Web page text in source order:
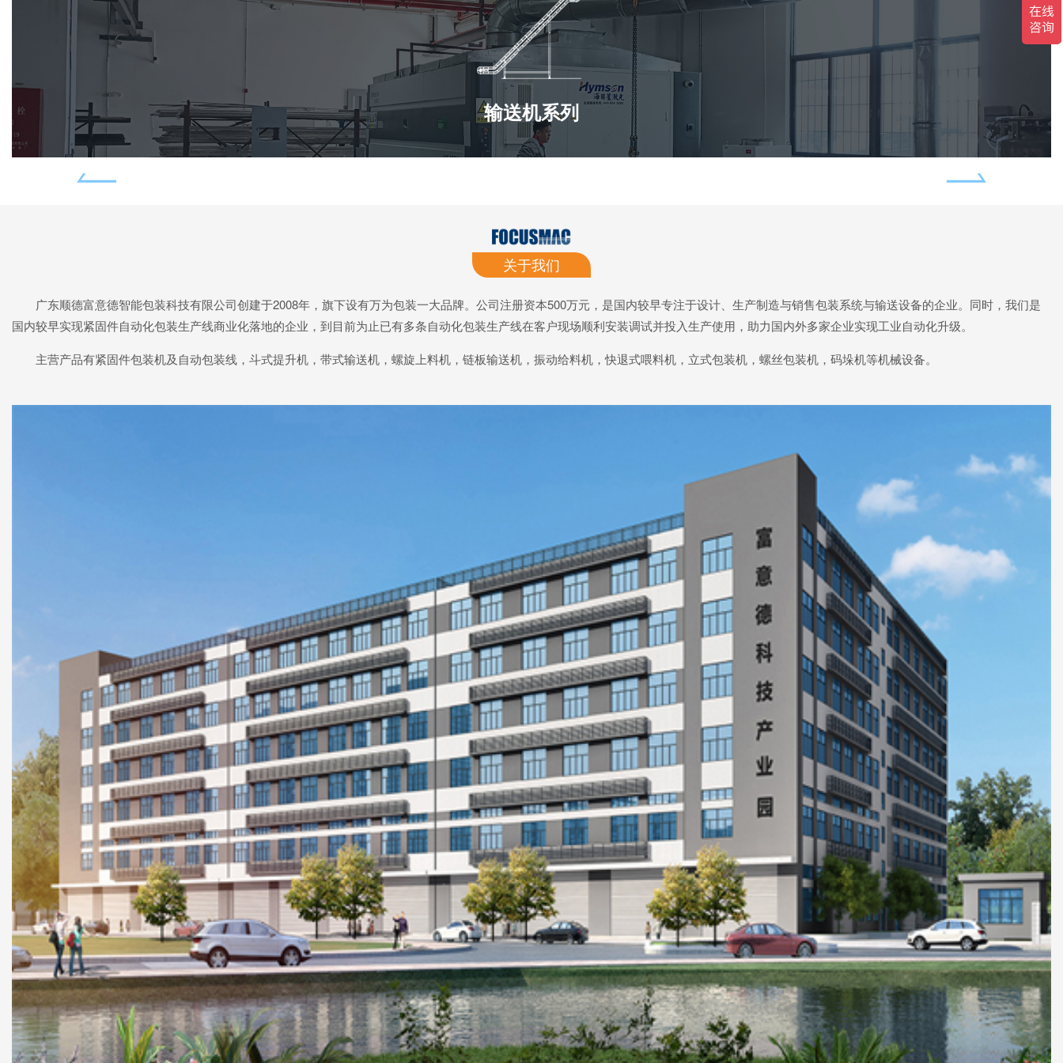
提升机系列
关于我们
广东顺德富意德智能包装科技有限公司创建于2008年，旗下设有万为包装一大品牌。公司注册资本500万元，是国内较早专注于设计、生产制造与销售包装系统与输送设备的企业。同时，我们是
国内较早实现紧固件自动化包装生产线商业化落地的企业，到目前为止已有多条自动化包装生产线在客户现场顺利安装调试并投入生产使用，助力国内外多家企业实现工业自动化升级。
主营产品有紧固件包装机及自动包装线，斗式提升机，带式输送机，螺旋上料机，链板输送机，振动给料机，快退式喂料机，立式包装机，螺丝包装机，码垛机等机械设备。